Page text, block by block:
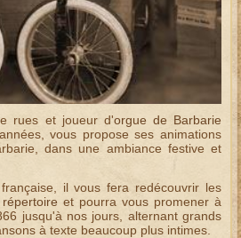
rues et joueur d'orgue de Barbarie
vous propose sesanimations
, dans une ambiance festive et
il vous fera redécouvrir les
répertoire et pourra vous promener à
jusqu'à nos jours, alternant grands
à texte beaucoup plus intimes.